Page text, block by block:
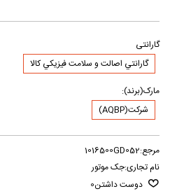
گارانتی
گارانتي اصالت و سلامت فيزيکي کالا
مارک(برند):
شرکت(AQBP)
مرجع:1016500GD052
نام تجاری:جک موتور
دوست داشتن0